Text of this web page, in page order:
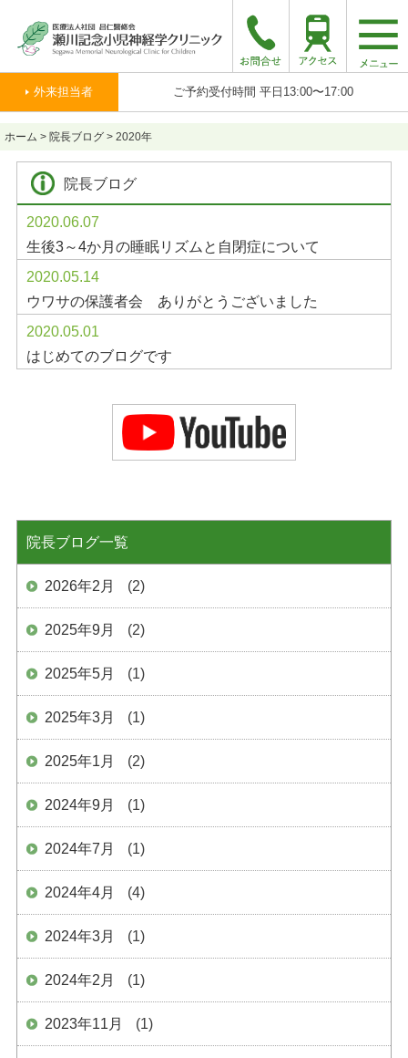
外来担当者 ご予約受付時間 平日13:00〜17:00
ホーム > 院長ブログ > 2020年
院長ブログ
2020.06.07
生後3～4か月の睡眠リズムと自閉症について
2020.05.14
ウワサの保護者会 ありがとうございました
2020.05.01
はじめてのブログです
院長ブログ一覧
2026年2月 (2)
2025年9月 (2)
2025年5月 (1)
2025年3月 (1)
2025年1月 (2)
2024年9月 (1)
2024年7月 (1)
2024年4月 (4)
2024年3月 (1)
2024年2月 (1)
2023年11月 (1)